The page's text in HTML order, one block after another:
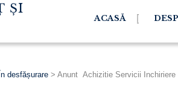
ȘI
ACASĂ
desfășurare > Anunt Achizitie Servicii Inchiriere